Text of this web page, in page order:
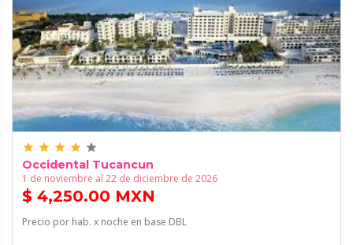
grade grade grade grade grade
Occidental Tucancun
1 de noviembre al 22 de diciembre de 2026
$ 4,250.00 MXN
Precio por hab. x noche en base DBL